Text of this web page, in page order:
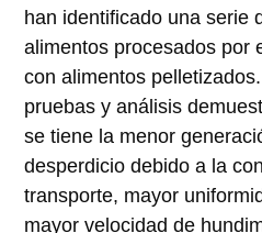
han identificado una serie
alimentos procesados por
con alimentos
pruebas y análisis
se tiene la menor
desperdicio debido a la
transporte, mayor
mayor velocidad de